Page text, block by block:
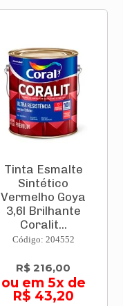
Tinta Esmalte
Sintético
Vermelho Goya
3,6l Brilhante
Coralit...
Código: 204552
R$ 216,00
ou em 5x de
R$ 43,20